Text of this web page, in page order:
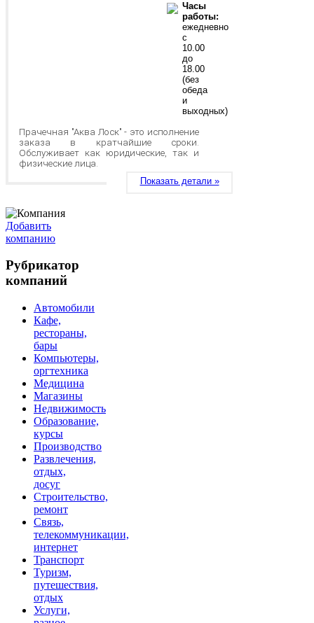
Часы
работы:
ежедневно
с
10.00
до
18.00
(без
обеда
и
выходных)
Прачечная "Аква Лоск" - это исполнение
заказа в кратчайшие сроки.
Обслуживает как юридические, так и
физические лица.
Показать детали »
Добавить
компанию
Рубрикатор
компаний
Автомобили
Кафе,
рестораны,
бары
Компьютеры,
оргтехника
Медицина
Магазины
Недвижимость
Образование,
курсы
Производство
Развлечения,
отдых,
досуг
Строительство,
ремонт
Связь,
телекоммуникации,
интернет
Транспорт
Туризм,
путешествия,
отдых
Услуги,